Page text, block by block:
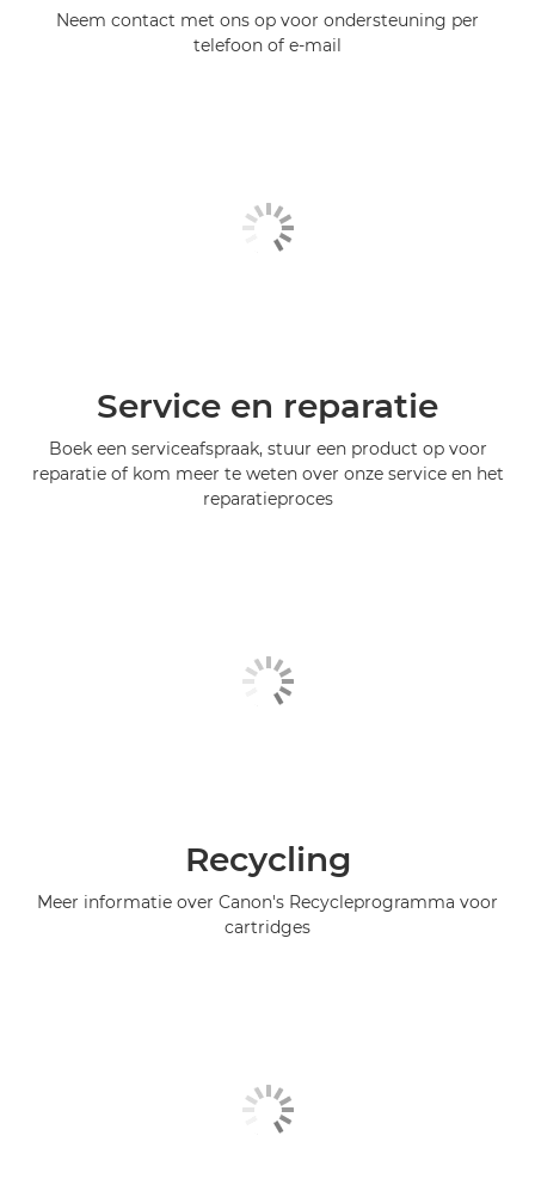
Neem contact met ons op voor ondersteuning per
telefoon of e-mail
Service en reparatie
Boek een serviceafspraak, stuur een product op voor
reparatie of kom meer te weten over onze service en het
reparatieproces
Recycling
Meer informatie over Canon's Recycleprogramma voor
cartridges